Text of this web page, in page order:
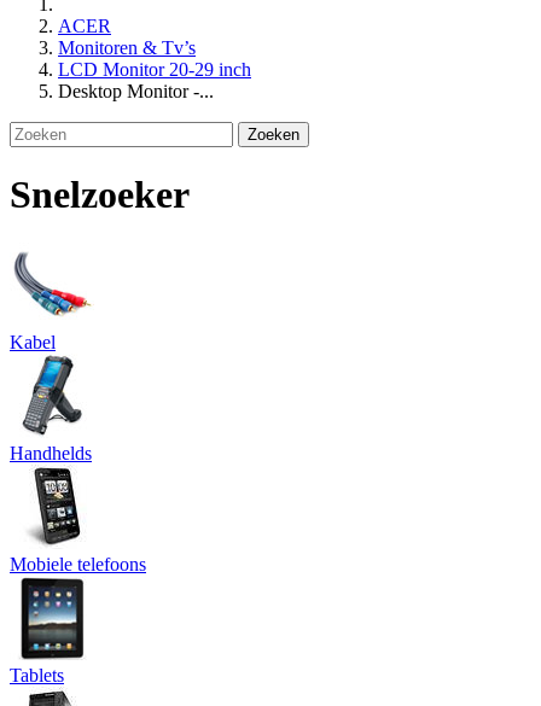
ACER
Monitoren & Tv’s
LCD Monitor 20-29 inch
Desktop Monitor -...
Zoeken
Snelzoeker
Kabel
Handhelds
Mobiele telefoons
Tablets